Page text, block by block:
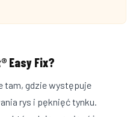
Easy Fix?
tam, gdzie występuje
rys i pęknięć tynku.